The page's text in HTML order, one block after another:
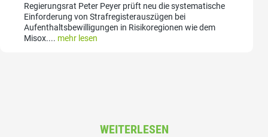
Regierungsrat Peter Peyer prüft neu die systematische
Einforderung von Strafregisterauszügen bei
Aufenthaltsbewilligungen in Risikoregionen wie dem
Misox.... mehr lesen
WEITERLESEN